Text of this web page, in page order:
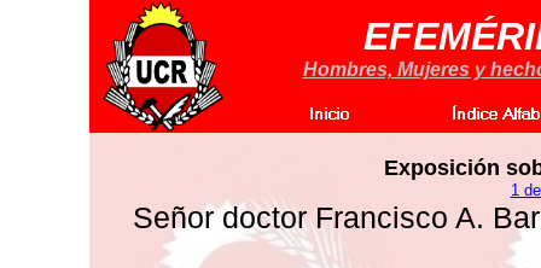
Hombres, Mujeres y
Exposición
1
Señor doctor Francisco A.